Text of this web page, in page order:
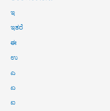
ಇ
ಇತರೆ
ಈ
ಉ
ಎ
ಏ
ಐ